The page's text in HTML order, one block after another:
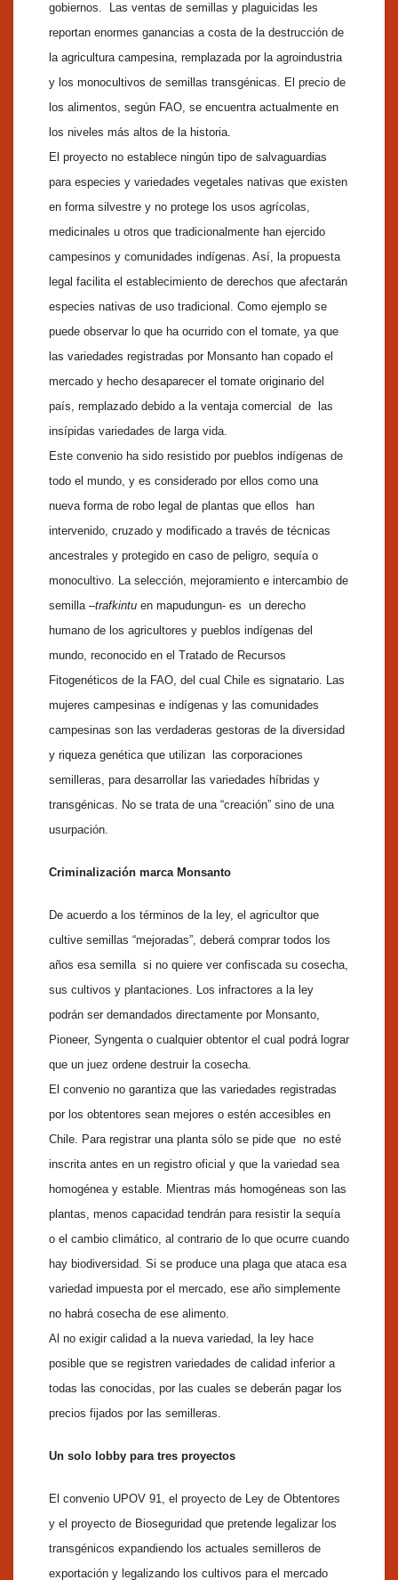
gobiernos. Las ventas de semillas y plaguicidas les
reportan enormes ganancias a costa de la destrucción de
la agricultura campesina, remplazada por la agroindustria
y los monocultivos de semillas transgénicas. El precio de
los alimentos, según FAO, se encuentra actualmente en
los niveles más altos de la historia.
El proyecto no establece ningún tipo de salvaguardias
para especies y variedades vegetales nativas que existen
en forma silvestre y no protege los usos agrícolas,
medicinales u otros que tradicionalmente han ejercido
campesinos y comunidades indígenas. Así, la propuesta
legal facilita el establecimiento de derechos que afectarán
especies nativas de uso tradicional. Como ejemplo se
puede observar lo que ha ocurrido con el tomate, ya que
las variedades registradas por Monsanto han copado el
mercado y hecho desaparecer el tomate originario del
país, remplazado debido a la ventaja comercial de las
insípidas variedades de larga vida.
Este convenio ha sido resistido por pueblos indígenas de
todo el mundo, y es considerado por ellos como una
nueva forma de robo legal de plantas que ellos han
intervenido, cruzado y modificado a través de técnicas
ancestrales y protegido en caso de peligro, sequía o
monocultivo. La selección, mejoramiento e intercambio de
semilla –trafkintu en mapudungun- es un derecho
humano de los agricultores y pueblos indígenas del
mundo, reconocido en el Tratado de Recursos
Fitogenéticos de la FAO, del cual Chile es signatario. Las
mujeres campesinas e indígenas y las comunidades
campesinas son las verdaderas gestoras de la diversidad
y riqueza genética que utilizan las corporaciones
semilleras, para desarrollar las variedades híbridas y
transgénicas. No se trata de una “creación” sino de una
usurpación.
Criminalización marca Monsanto
De acuerdo a los términos de la ley, el agricultor que
cultive semillas “mejoradas”, deberá comprar todos los
años esa semilla si no quiere ver confiscada su cosecha,
sus cultivos y plantaciones. Los infractores a la ley
podrán ser demandados directamente por Monsanto,
Pioneer, Syngenta o cualquier obtentor el cual podrá lograr
que un juez ordene destruir la cosecha.
El convenio no garantiza que las variedades registradas
por los obtentores sean mejores o estén accesibles en
Chile. Para registrar una planta sólo se pide que no esté
inscrita antes en un registro oficial y que la variedad sea
homogénea y estable. Mientras más homogéneas son las
plantas, menos capacidad tendrán para resistir la sequía
o el cambio climático, al contrario de lo que ocurre cuando
hay biodiversidad. Si se produce una plaga que ataca esa
variedad impuesta por el mercado, ese año simplemente
no habrá cosecha de ese alimento.
Al no exigir calidad a la nueva variedad, la ley hace
posible que se registren variedades de calidad inferior a
todas las conocidas, por las cuales se deberán pagar los
precios fijados por las semilleras.
Un solo lobby para tres proyectos
El convenio UPOV 91, el proyecto de Ley de Obtentores
y el proyecto de Bioseguridad que pretende legalizar los
transgénicos expandiendo los actuales semilleros de
exportación y legalizando los cultivos para el mercado